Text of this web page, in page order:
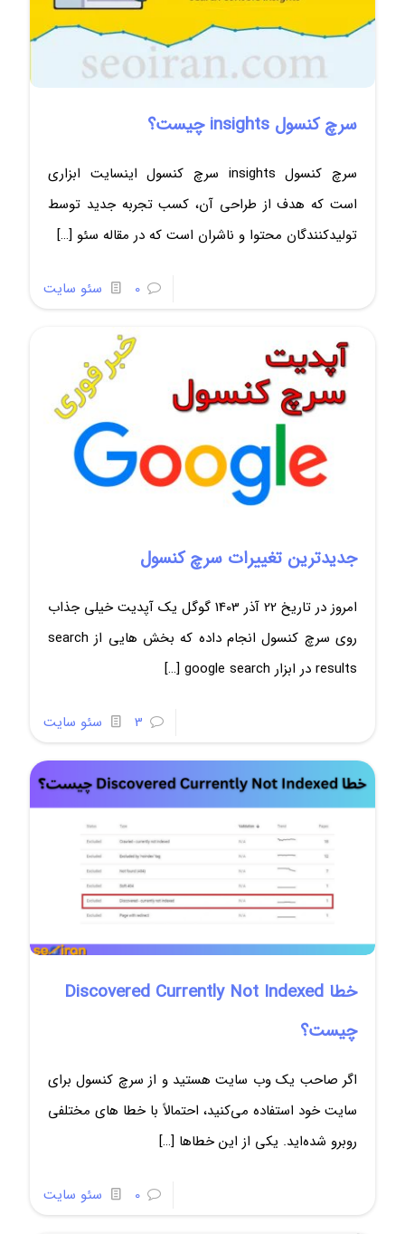
سرچ کنسول insights چیست؟
سرچ کنسول insights سرچ کنسول اینسایت ابزاری
است که هدف از طراحی آن، کسب تجربه جدید توسط
تولیدکنندگان محتوا و ناشران است که در مقاله سئو […]
0 سئو سایت
جدیدترین تغییرات سرچ کنسول
امروز در تاریخ 22 آذر 1403 گوگل یک آپدیت خیلی جذاب
روی سرچ کنسول انجام داده که بخش هایی از search
results در ابزار google search
[…]
3 سئو سایت
خطا Discovered Currently Not Indexed
چیست؟
اگر صاحب یک وب ‌سایت هستید و از سرچ کنسول برای
سایت خود استفاده می‌کنید، احتمالاً با خطا های مختلفی
روبرو شده‌اید. یکی از این خطاها […]
0 سئو سایت